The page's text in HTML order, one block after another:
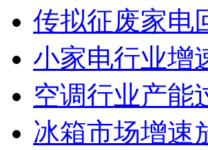
传拟征废家电
小家电行业增
空调行业产能
冰箱市场增速